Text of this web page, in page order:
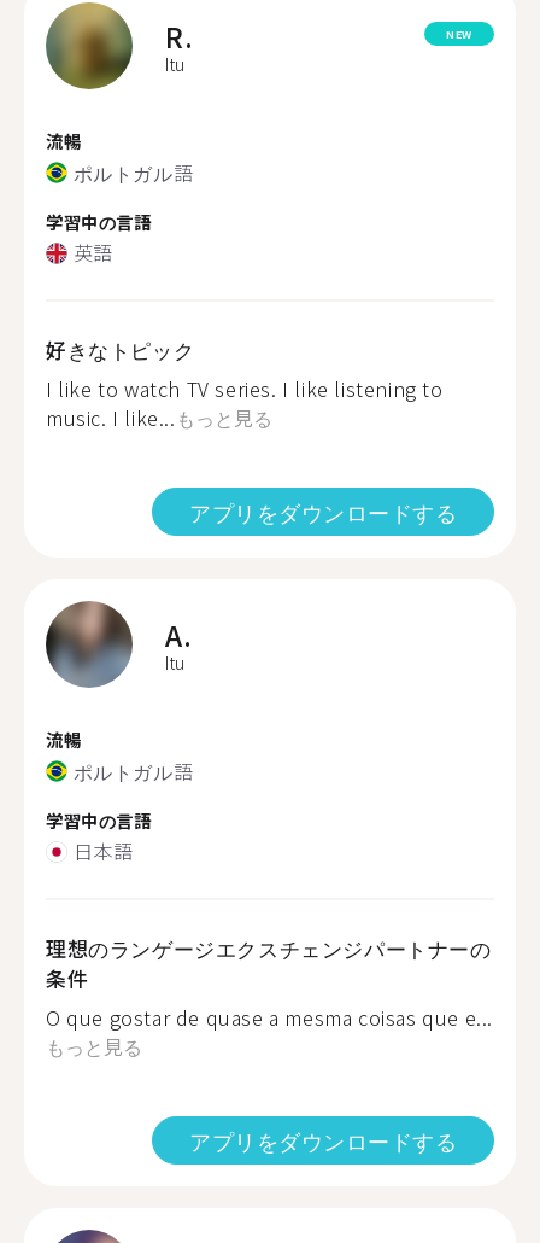
R.
Itu
NEW
流暢
ポルトガル語
学習中の言語
英語
好きなトピック
I like to watch TV series. I like listening to
music. I like... もっと見る
アプリをダウンロードする
A.
Itu
流暢
ポルトガル語
学習中の言語
日本語
理想のランゲージエクスチェンジパートナーの
条件
O que gostar de quase a mesma coisas que e...
もっと見る
アプリをダウンロードする